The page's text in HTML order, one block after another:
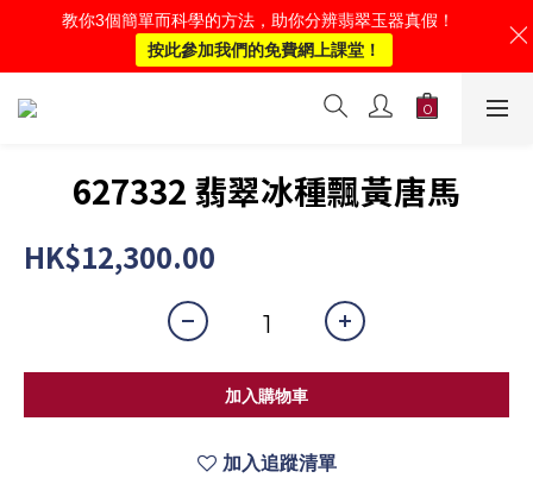
627332 翡翠冰種飄黃唐馬
HK$12,300.00
加入購物車
加入追蹤清單
教你3個簡單而科學的方法，助你分辨翡翠玉器真假！
按此參加我們的免費網上課堂！